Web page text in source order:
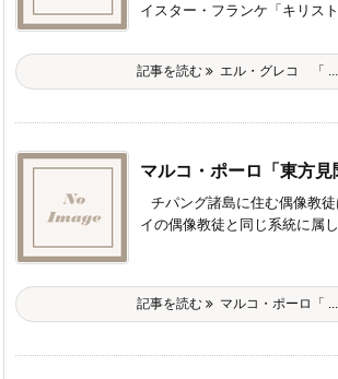
イスター・フランケ「キリスト
記事を読む エル・グレコ 「 ...
マルコ・ポーロ「東方見
チパング諸島に住む偶像教
イの偶像教徒と同じ系統に属
記事を読む マルコ・ポーロ「 ...